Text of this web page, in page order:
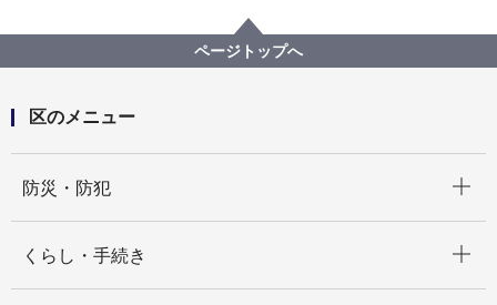
青葉区区民活動支援センター令和５年度事業
ページトップへ
区のメニュー
防災・防犯
くらし・手続き